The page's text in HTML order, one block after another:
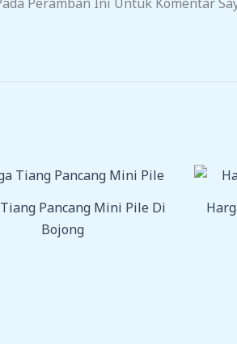
Pancang Mini Pile Di
Bojong